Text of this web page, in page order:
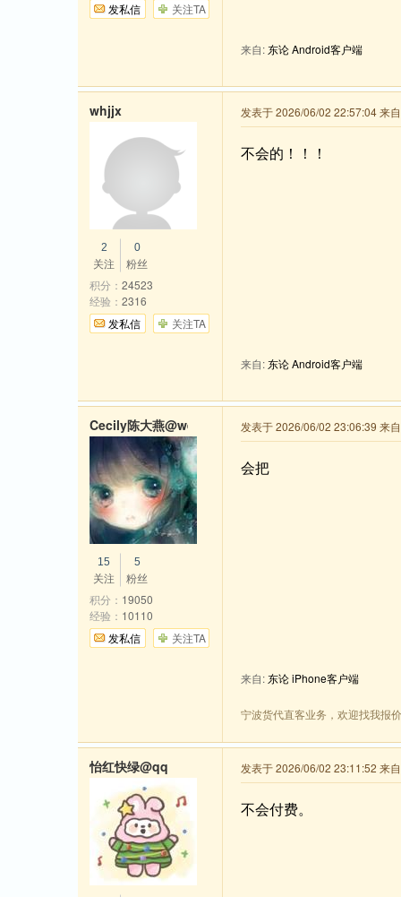
来自:东论 Android客户端
发私信
关注TA
发表于 2026/06/02 22:57:04 来
不会的！！！
来自:东论 Android客户端
whjjx
2
关注
0
粉丝
积分： 24523
经验： 2316
发私信
关注TA
发表于 2026/06/02 23:06:39 来
会把
来自:东论 iPhone客户端
宁波货代直客业务，欢迎找我报价
Cecily陈大燕@wechat
15
关注
5
粉丝
积分： 19050
经验： 10110
发私信
关注TA
发表于 2026/06/02 23:11:52 来
不会付费。
怡红快绿@qq